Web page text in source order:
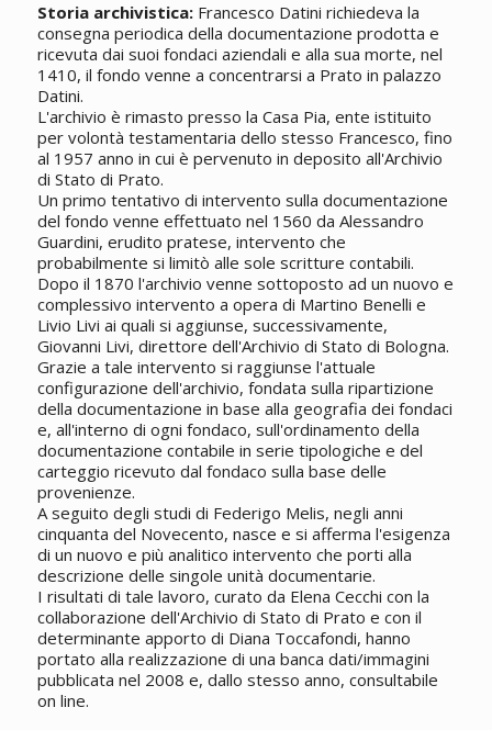
Storia archivistica:Francesco Datini richiedeva la
consegna periodica della documentazione prodotta e
ricevuta dai suoi fondaci aziendali e alla sua morte, nel
1410, il fondo venne a concentrarsi a Prato in palazzo
Datini.
L'archivio è rimasto presso la Casa Pia, ente istituito
per volontà testamentaria dello stesso Francesco, fino
al 1957 anno in cui è pervenuto in deposito all'Archivio
di Stato di Prato.
Un primo tentativo di intervento sulla documentazione
del fondo venne effettuato nel 1560 da Alessandro
Guardini, erudito pratese, intervento che
probabilmente si limitò alle sole scritture contabili.
Dopo il 1870 l'archivio venne sottoposto ad un nuovo e
complessivo intervento a opera di Martino Benelli e
Livio Livi ai quali si aggiunse, successivamente,
Giovanni Livi, direttore dell'Archivio di Stato di Bologna.
Grazie a tale intervento si raggiunse l'attuale
configurazione dell'archivio, fondata sulla ripartizione
della documentazione in base alla geografia dei fondaci
e, all'interno di ogni fondaco, sull'ordinamento della
documentazione contabile in serie tipologiche e del
carteggio ricevuto dal fondaco sulla base delle
provenienze.
A seguito degli studi di Federigo Melis, negli anni
cinquanta del Novecento, nasce e si afferma l'esigenza
di un nuovo e più analitico intervento che porti alla
descrizione delle singole unità documentarie.
I risultati di tale lavoro, curato da Elena Cecchi con la
collaborazione dell'Archivio di Stato di Prato e con il
determinante apporto di Diana Toccafondi, hanno
portato alla realizzazione di una banca dati/immagini
pubblicata nel 2008 e, dallo stesso anno, consultabile
on line.